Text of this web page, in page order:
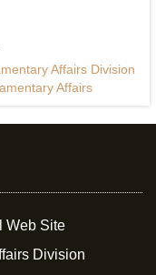
Affairs Division
Affairs
Web Site
Division